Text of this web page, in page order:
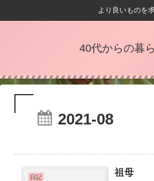
より良いものを
40代からの暮
2021-08
日記 祖母